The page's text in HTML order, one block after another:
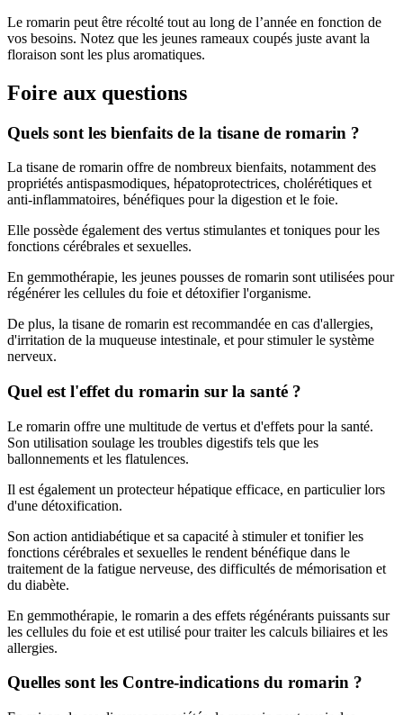
Le romarin peut être récolté tout au long de l’année en fonction de
vos besoins. Notez que les jeunes rameaux coupés juste avant la
floraison sont les plus aromatiques.
Foire aux questions
Quels sont les bienfaits de la tisane de romarin ?
La tisane de romarin offre de nombreux bienfaits, notamment des
propriétés antispasmodiques, hépatoprotectrices, cholérétiques et
anti-inflammatoires, bénéfiques pour la digestion et le foie.
Elle possède également des vertus stimulantes et toniques pour les
fonctions cérébrales et sexuelles.
En gemmothérapie, les jeunes pousses de romarin sont utilisées pour
régénérer les cellules du foie et détoxifier l'organisme.
De plus, la tisane de romarin est recommandée en cas d'allergies,
d'irritation de la muqueuse intestinale, et pour stimuler le système
nerveux.
Quel est l'effet du romarin sur la santé ?
Le romarin offre une multitude de vertus et d'effets pour la santé.
Son utilisation soulage les troubles digestifs tels que les
ballonnements et les flatulences.
Il est également un protecteur hépatique efficace, en particulier lors
d'une détoxification.
Son action antidiabétique et sa capacité à stimuler et tonifier les
fonctions cérébrales et sexuelles le rendent bénéfique dans le
traitement de la fatigue nerveuse, des difficultés de mémorisation et
du diabète.
En gemmothérapie, le romarin a des effets régénérants puissants sur
les cellules du foie et est utilisé pour traiter les calculs biliaires et les
allergies.
Quelles sont les Contre-indications du romarin ?